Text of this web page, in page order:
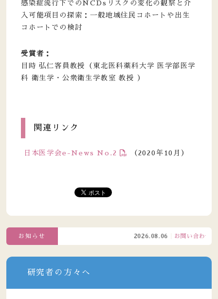
感染症流行下でのNCDsリスクの変化の観察と介
入可能項目の探索：一般地域住民コホートや出生
コホートでの検討
受賞者：
目時 弘仁客員教授（東北医科薬科大学 医学部医学
科 衛生学・公衆衛生学教室 教授 ）
関連リンク
日本医学会e-News No.2 （2020年10月）
お知らせ 2026.08.06 お問い合わせ
研究者の方々へ